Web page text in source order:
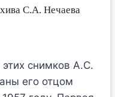
С.А. Нечаева
снимков А.С.
его отцом